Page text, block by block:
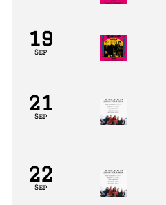
19
Sep
21
Sep
22
Sep